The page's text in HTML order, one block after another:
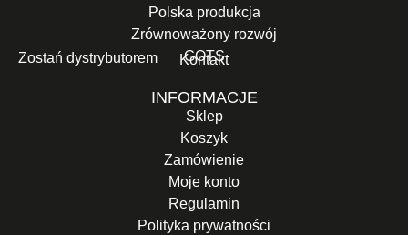
Polska produkcja
Zrównoważony rozwój
GOTS
Zostań dystrybutorem Kontakt
INFORMACJE
Sklep
Koszyk
Zamówienie
Moje konto
Regulamin
Polityka prywatności